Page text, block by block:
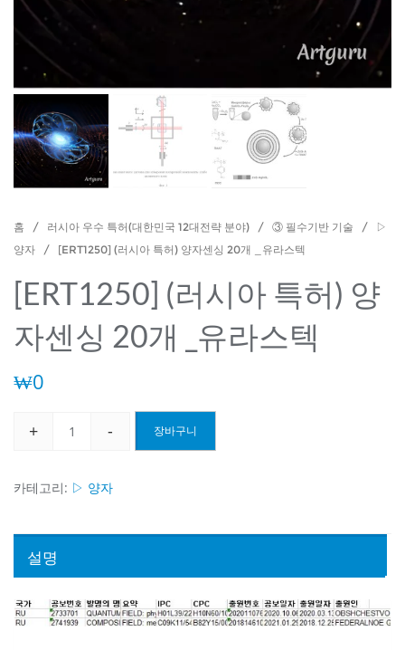
홈 / 러시아 우수 특허(대한민국 12대전략 분야) / ③ 필수기반 기술 /
▷
양자 / [ERT1250] (러시아 특허) 양자센싱 20개 _유라스텍
[ERT1250] (러시아 특허) 양
자센싱 20개 _유라스텍
₩0
+
[ERT1250]
시
특
허)
양
자
센
- 장바구니
카테고리: ▷ 양자
설명